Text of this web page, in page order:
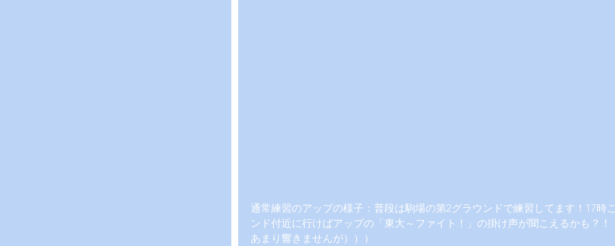
通常練習のアップの様子：普段は駒場の第2グラウンドで練習してます！17時
ンド付近に行けばアップの「東大～ファイト！」の掛け声が聞こえるかも？！
あまり響きませんが）））